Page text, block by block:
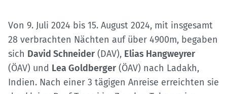
Von 9. Juli 2024 bis 15. August 2024, mit insgesamt
28 verbrachten Nächten auf über 4900m, begaben
sich David Schneider (DAV), Elias Hangweyrer
(ÖAV) und Lea Goldberger (ÖAV) nach Ladakh,
Indien. Nach einer 3 tägigen Anreise erreichten sie